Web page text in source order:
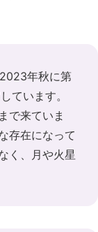
年秋に第
ています。
で来ていま
存在になって
く、月や火星